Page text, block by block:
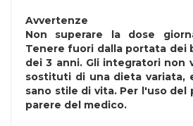
Avvertenze
Non superare la dose
Tenere fuori dalla portata dei
dei 3 anni. Gli integratori non
sostituti di una dieta variata,
sano stile di vita. Per l'uso
parere del medico.